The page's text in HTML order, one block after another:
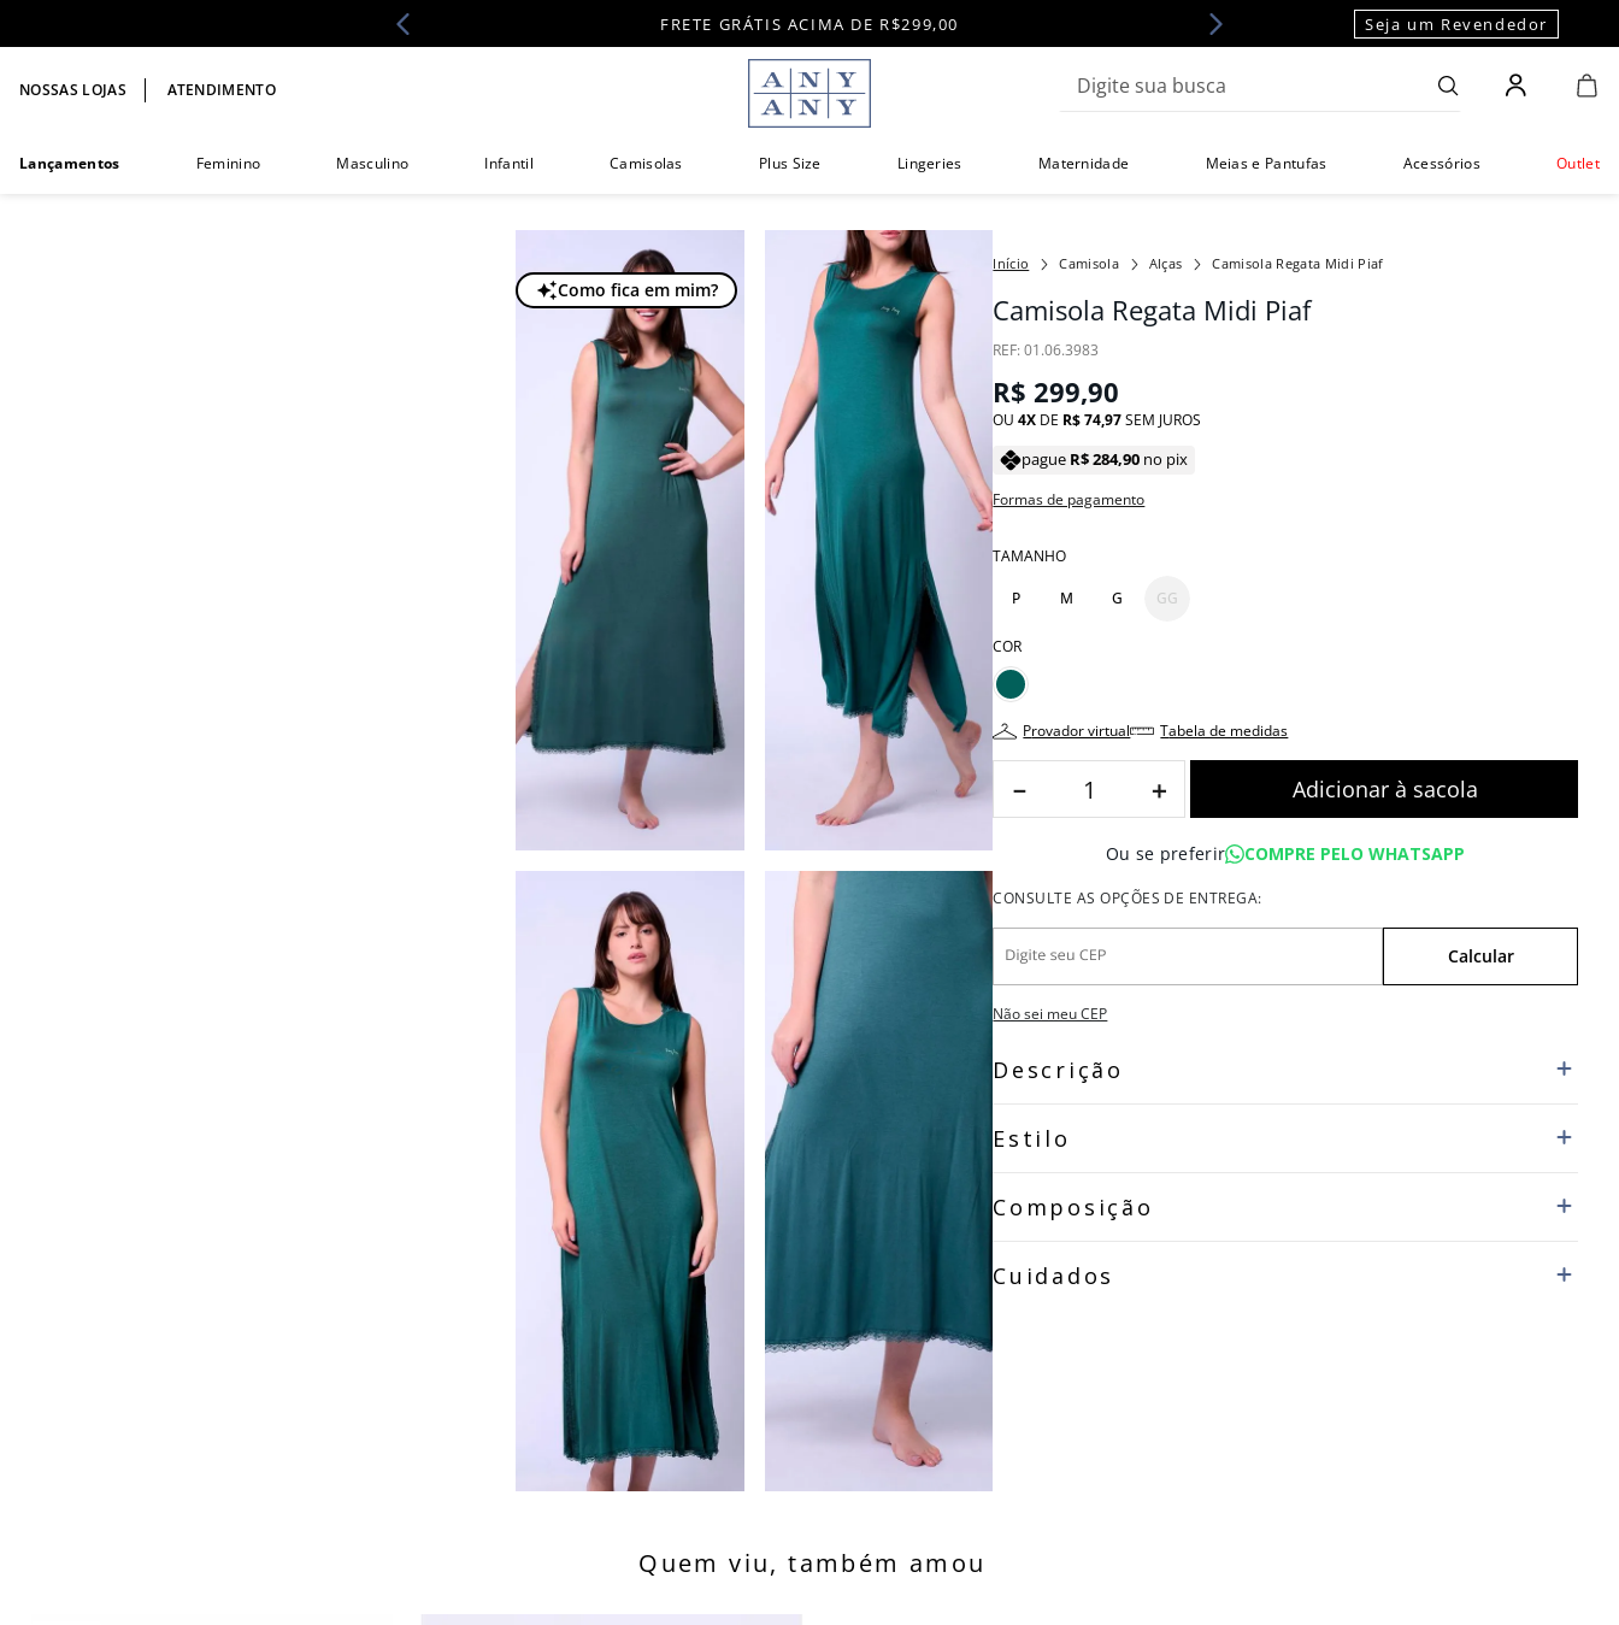
FRETE GRÁTIS ACIMA DE R$299,00 Seja um Revendedor
NOSSAS LOJAS ATENDIMENTO
Lançamentos Feminino Masculino Infantil Camisolas Plus Size Lingeries Maternidade Meias e Pantufas Acessórios Outlet
Como fica em mim?
Camisola Alças Camisola Regata Midi Piaf
Camisola Regata Midi Piaf
:01.06.3983
R$ 299,90
OU4 DE R$74,97SEM JUROS
pague R$284,90 no pix
Formas de pagamento
TAMANHO
P M G GG
COR
provador virtual tabela de medidas
＋
－
Ou se preferir COMPRE PELO WHATSAPP
Não sei meu CEP
Descrição
Estilo
Composição
Cuidados
Quem viu, também amou